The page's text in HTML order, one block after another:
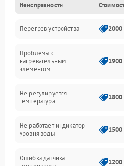
Парообразование
Герметичность
Механика
Неисправности
Перегрев устройства 2000
Проблемы с
нагревательным
элементом
1900
Не регулируется
температура
1800
Не работает индикатор
уровня воды
1500
Ошибка датчика
1200